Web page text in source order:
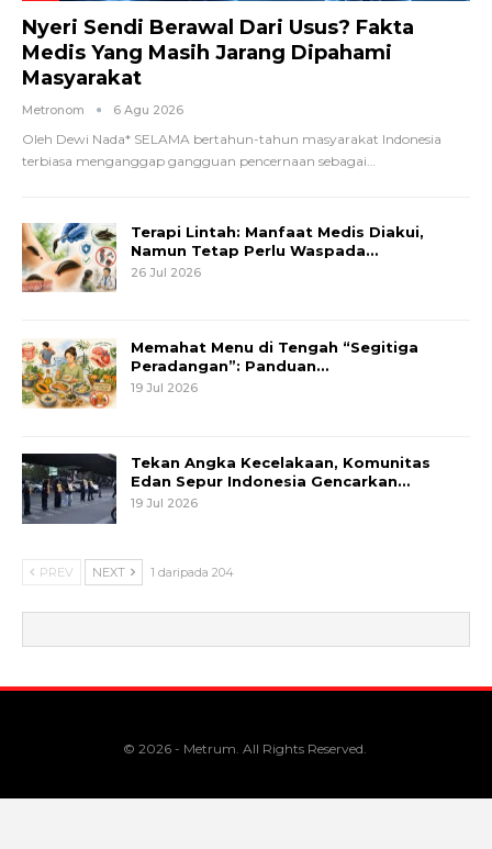
Nyeri Sendi Berawal Dari Usus? Fakta
Medis Yang Masih Jarang Dipahami
Masyarakat
Metronom 6 Agu 2026
Oleh Dewi Nada* SELAMA bertahun-tahun masyarakat Indonesia
terbiasa menganggap gangguan pencernaan sebagai
Terapi Lintah: Manfaat Medis Diakui,
Namun Tetap Perlu Waspada…
26 Jul 2026
Memahat Menu di Tengah “Segitiga
Peradangan”: Panduan…
19 Jul 2026
Tekan Angka Kecelakaan, Komunitas
Edan Sepur Indonesia Gencarkan…
19 Jul 2026
PREV NEXT 1 daripada 204
© 2026 - Metrum. All Rights Reserved.